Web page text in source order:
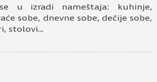
*
za vesti i obaveštenja putem
u izradi nameštaja: kuhinje,
sobe, dnevne sobe, dečije sobe,
stolovi…